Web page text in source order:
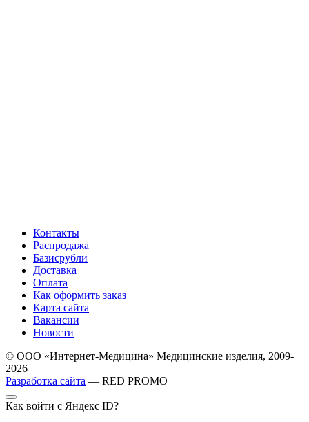
Контакты
Распродажа
Базисрубли
Доставка
Оплата
Как оформить заказ
Карта сайта
Вакансии
Новости
© ООО «Интернет-Медицина» Медицинские изделия, 2009-
2026
Разработка сайта — RED PROMO
Как войти с Яндекс ID?